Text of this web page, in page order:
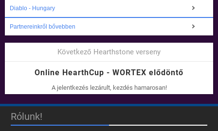
Diablo - Hungary
Partnereinkről bővebben
Következő Hearthstone verseny
Online HearthCup - WORTEX elődöntő
A jelentkezés lezárult, kezdés hamarosan!
Rólunk!